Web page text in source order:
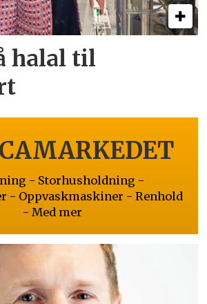
halal til
- Storhusholdning -
- Oppvaskmaskiner - Renhold
- Med mer